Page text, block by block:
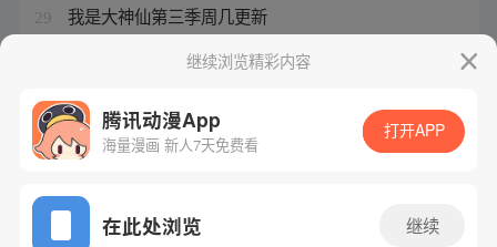
29 我是大神仙第三季周几更新
龙珠大魔在哪个网站上看继续浏览精彩内容
腾讯动漫App
海量漫画 新人7天免费看
打开APP
在此处浏览 继续
网站备案/许可证号：粤B2-20090059-5